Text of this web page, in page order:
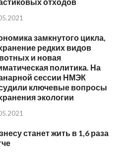
замкнутого цикла,
редких видов
и новая
политика. На
сессии НМЭК
ключевые вопросы
экологии
станет жить в 1,6 раза